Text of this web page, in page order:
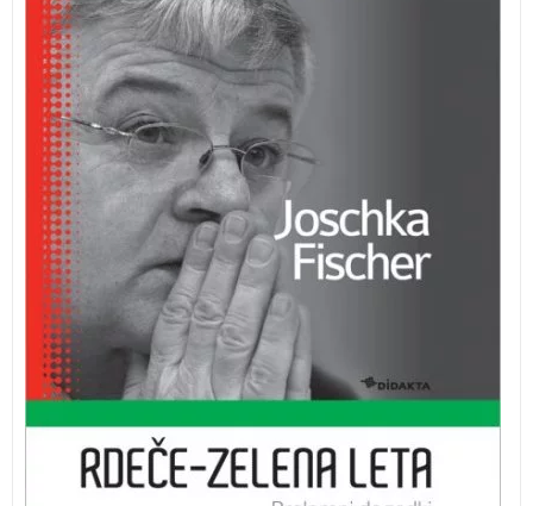
V knjigi političnih spominov, od kosovske vojne do 11.
septembra, Joschka Fischer predstavi nemško zunanjo
politiko v času dramatičnih preobratov.